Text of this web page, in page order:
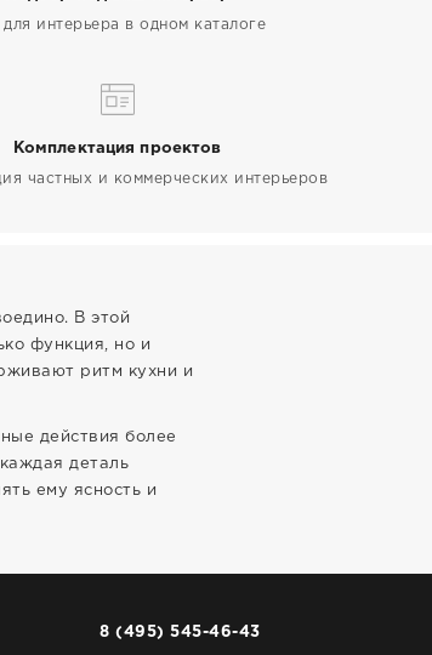
для интерьера в одном каталоге
Комплектация проектов
частных и коммерческих интерьеров
В этой
функция, но и
ритм кухни и
действия более
деталь
ему ясность и
8 (495) 545-46-43